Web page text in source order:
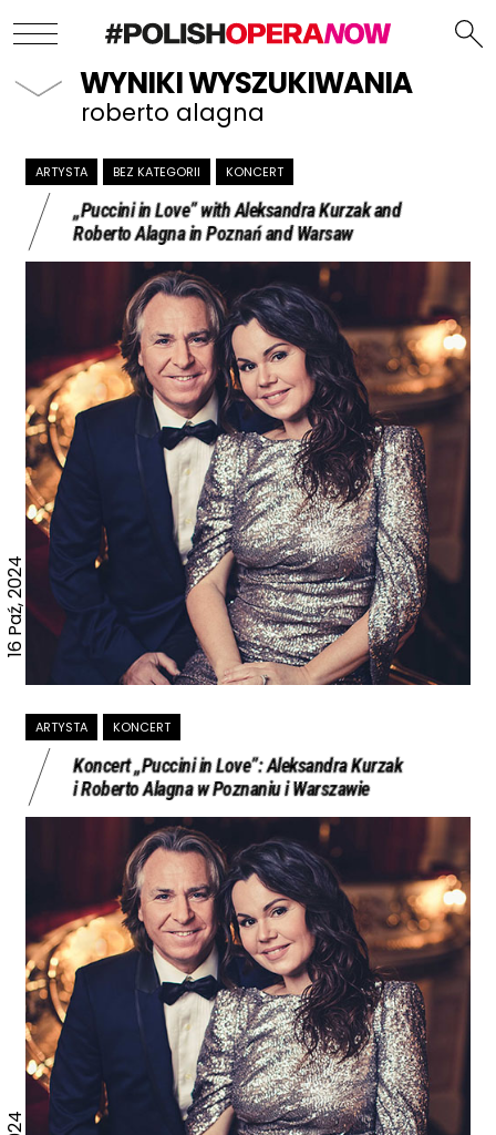
WYNIKI WYSZUKIWANIA
roberto alagna
ARTYSTA BEZ KATEGORII KONCERT
„Puccini in Love” with Aleksandra Kurzak and
Roberto Alagna in Poznań and Warsaw
16 Paź, 2024
ARTYSTA KONCERT
Koncert „Puccini in Love”: Aleksandra Kurzak
i Roberto Alagna w Poznaniu i Warszawie